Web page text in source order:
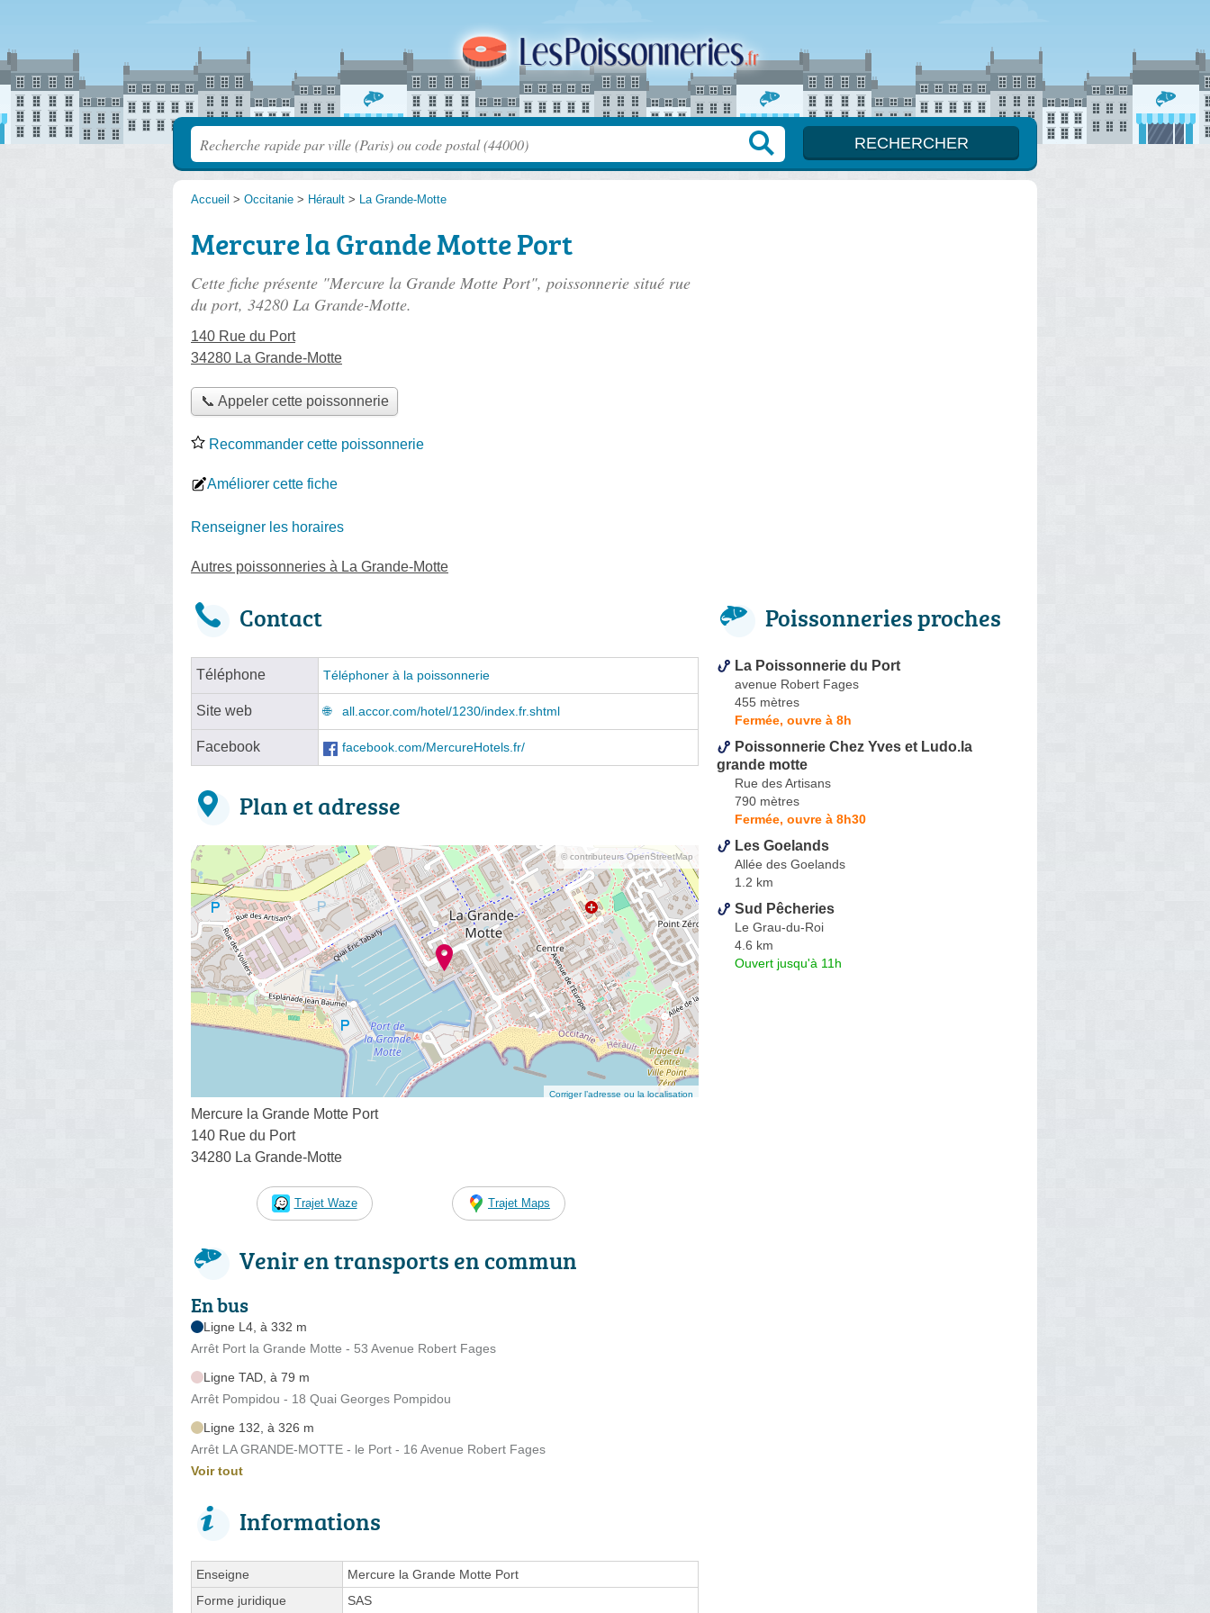
Accueil > Occitanie > Hérault > La Grande-Motte
Mercure la Grande Motte Port
Cette fiche présente "Mercure la Grande Motte Port", poissonnerie situé rue
du port, 34280 La Grande-Motte.
140 Rue du Port
34280 La Grande-Motte
📞 Appeler cette poissonnerie
Recommander cette poissonnerie
Améliorer cette fiche
Renseigner les horaires
Autres poissonneries à La Grande-Motte
Contact
Téléphone Téléphoner à la poissonnerie
Site web all.accor.com/hotel/1230/index.fr.shtml
Facebook facebook.com/MercureHotels.fr/
Plan et adresse
© contributeurs OpenStreetMap
Corriger l’adresse ou la localisation
Mercure la Grande Motte Port
140 Rue du Port
34280 La Grande-Motte
Trajet Waze Trajet Maps
Venir en transports en commun
En bus
Ligne L4, à 332 m
Arrêt Port la Grande Motte - 53 Avenue Robert Fages
Ligne TAD, à 79 m
Arrêt Pompidou - 18 Quai Georges Pompidou
Ligne 132, à 326 m
Arrêt LA GRANDE-MOTTE - le Port - 16 Avenue Robert Fages
Voir tout
Informations
Enseigne
Mercure la Grande Motte Port
Forme juridique
SAS
Poissonneries proches
La Poissonnerie du Port
avenue Robert Fages
455 mètres
Fermée, ouvre à 8h
Poissonnerie Chez Yves et Ludo.la
grande motte
Rue des Artisans
790 mètres
Fermée, ouvre à 8h30
Les Goelands
Allée des Goelands
1.2 km
Sud Pêcheries
Le Grau-du-Roi
4.6 km
Ouvert jusqu'à 11h